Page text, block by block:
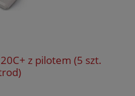
z pilotem (5 szt.